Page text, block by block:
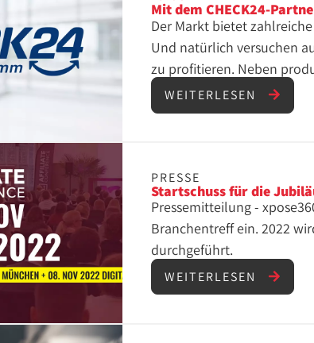
größtenteils gemeistert
generellen Tonus des
die nächsten
erzählen zu können.
xpose360 als PDF
Mit dem CHECK24-
Der Markt bietet
Und natürlich versuchen
zu profitieren. Neben
Programme, die gleich
Partnerprogramm des
WEITERLESEN
PRESSE
Startschuss für die
Pressemitteilung -
Branchentreff ein. 2022
durchgeführt.
WEITERLESEN